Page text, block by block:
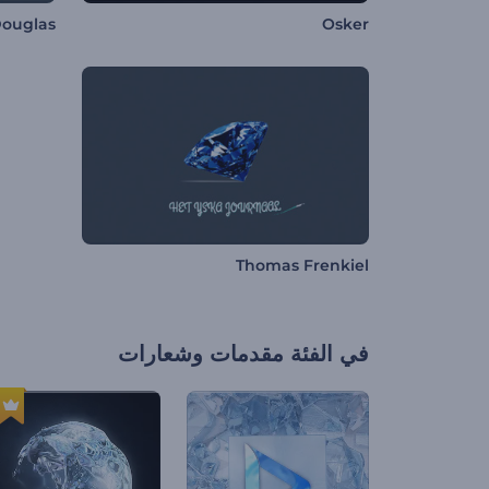
Osker
Thomas Frenkiel
في الفئة مقدمات وشعارات